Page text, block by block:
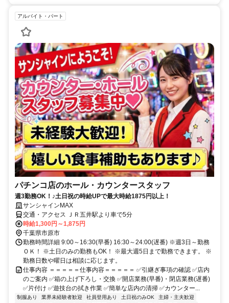
アルバイト・パート
パチンコ店のホール・カウンタースタッフ
週3勤務OK！♪土日祝の時給UPで最大時給1875円以上！
サンシャインMAX
交通・アクセス ＪＲ五井駅より車で5分
時給1,300円～1,875円
千葉県市原市
勤務時間詳細 9:00～16:30(早番) 16:30～24:00(遅番) ※週3日～勤務
ＯＫ！ ※土日のみの勤務もOK！ ※最大週5日まで勤務できます。 ※
勤務日数や曜日は相談に応じます。
仕事内容 ＝＝＝＝＝仕事内容＝＝＝＝＝ ✅引継ぎ事項の確認 ✅店内
のご案内 ✅箱の上げ下ろし・交換 ✅開店業務(早番)・閉店業務(遅番)
✅片付け ✅遊技台の拭き作業 ✅簡単な店内の清掃 ✅カウンター...
制服あり 業界未経験者歓迎 社員登用あり 土日祝のみOK
主婦・主夫歓迎